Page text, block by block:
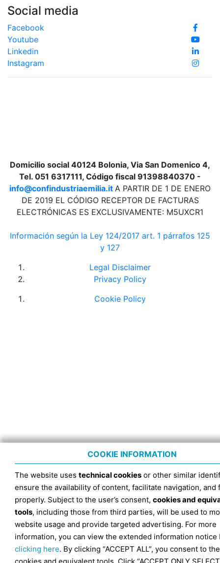
Social media
Facebook
Youtube
Linkedin
Instagram
Domicilio social 40124 Bolonia, Via San Domenico 4,
Tel. 051 6317111, Código fiscal 91398840370 -
info@confindustriaemilia.it A PARTIR DE 1 DE ENERO
DE 2019 EL CÓDIGO RECEPTOR DE FACTURAS
ELECTRÓNICAS ES EXCLUSIVAMENTE: M5UXCR1
Información según la Ley 124/2017 art. 1 párrafos 125
y 127
Legal Disclaimer
Privacy Policy
Cookie Policy
COOKIE INFORMATION
The website uses technical cookies or other similar
ensure the availability of content, facilitate navigation, and
properly. Subject to the user’s consent, cookies and
tools, including those from third parties, will be used to
website usage and provide targeted advertising. For more
information, you can view the extended information notice
clicking here. By clicking “ACCEPT ALL”, you consent to